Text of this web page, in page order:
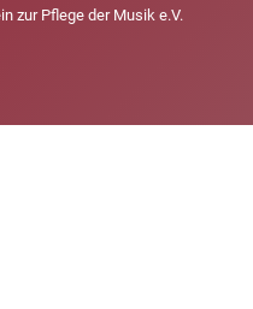
zur Pflege der Musik e.V.